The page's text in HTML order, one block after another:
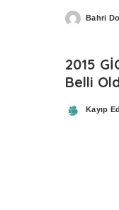
PostedBahri
2015
Belli
PostedKayıp